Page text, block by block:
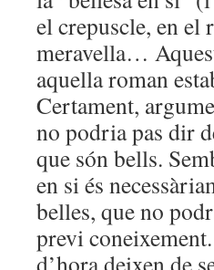
el crepuscle, en el
meravella…
aquella roman
Certament,
no podria pas dir
que són bells.
en si és
belles, que no
previ
d’hora deixen de